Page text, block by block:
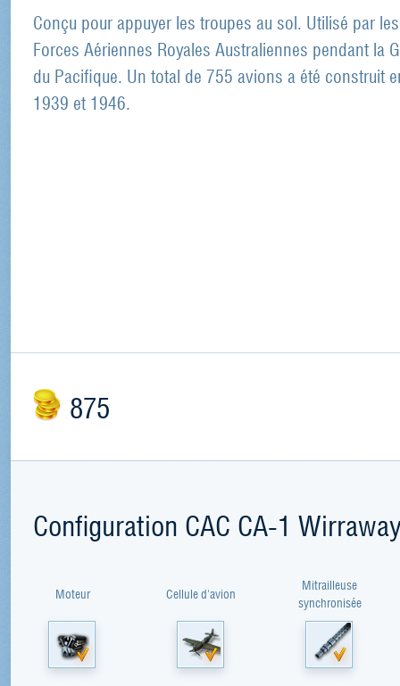
Conçu pour appuyer les troupes au sol. Utilisé par les
Forces Aériennes Royales Australiennes pendant la
du Pacifique. Un total de 755 avions a été construit
1939 et 1946.
875
Configuration CAC CA-1
Moteur Cellule d'avion
Mitrailleuse
synchronisée